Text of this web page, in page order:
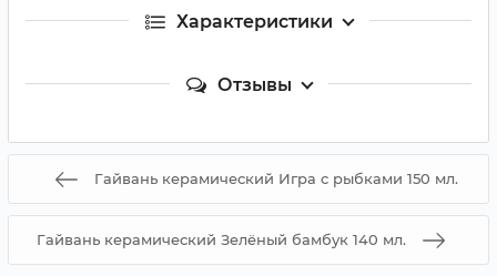
Характеристики
Отзывы
Гайвань керамический Игра с рыбками 150 мл.
Гайвань керамический Зелёный бамбук 140 мл.